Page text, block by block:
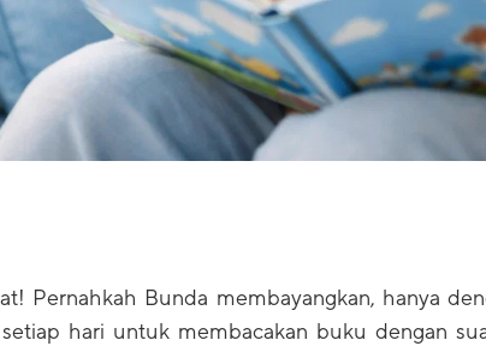
Pernahkah Bunda membayangkan, hanya
hari untuk membacakan buku dengan